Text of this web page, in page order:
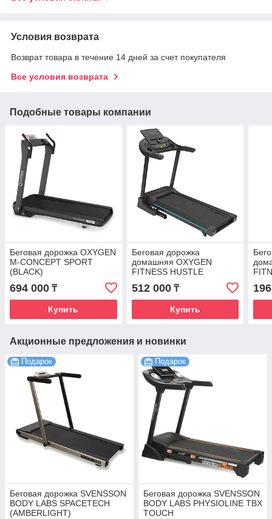
Условия возврата
Возврат товара в течение 14 дней за счет покупателя
Все условия возврата
Подобные товары компании
Беговая дорожка OXYGEN
M-CONCEPT SPORT
(BLACK)
694 000 ₸
Купить
Беговая дорожка
домашняя OXYGEN
FITNESS HUSTLE
512 000₸
Купить
Акционные предложения и новинки
Подарок
Беговая дорожка SVENSSON
BODY LABS SPACETECH
(AMBERLIGHT)
Подарок
Беговая дорожка SVENSSON
BODY LABS PHYSIOLINE TBX
TOUCH